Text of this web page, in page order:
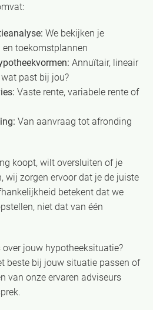
We bekijken je
toekomstplannen
Annuïtair, lineair
past bij jou?
Vaste rente, variabele rente of
Van aanvraag tot afronding
koopt, wilt oversluiten of je
wij zorgen ervoor dat je de juiste
betekent dat we
niet dat van één
jouw hypotheeksituatie?
beste bij jouw situatie passen of
van onze ervaren adviseurs